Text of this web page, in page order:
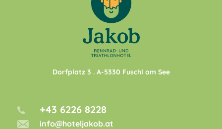
Dorfplatz 3 . A-5330 Fuschl am See
+43 6226 8228
info@hoteljakob.at